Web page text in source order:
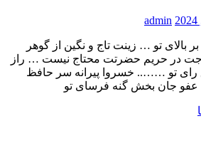
admin
بالای تو … زینت تاج و نگین از گوهر
در حریم حضرتت محتاج نیست … راز
رای تو …….. خسروا پیرانه سر حافظ
عفو جان بخش گنه فرسای تو